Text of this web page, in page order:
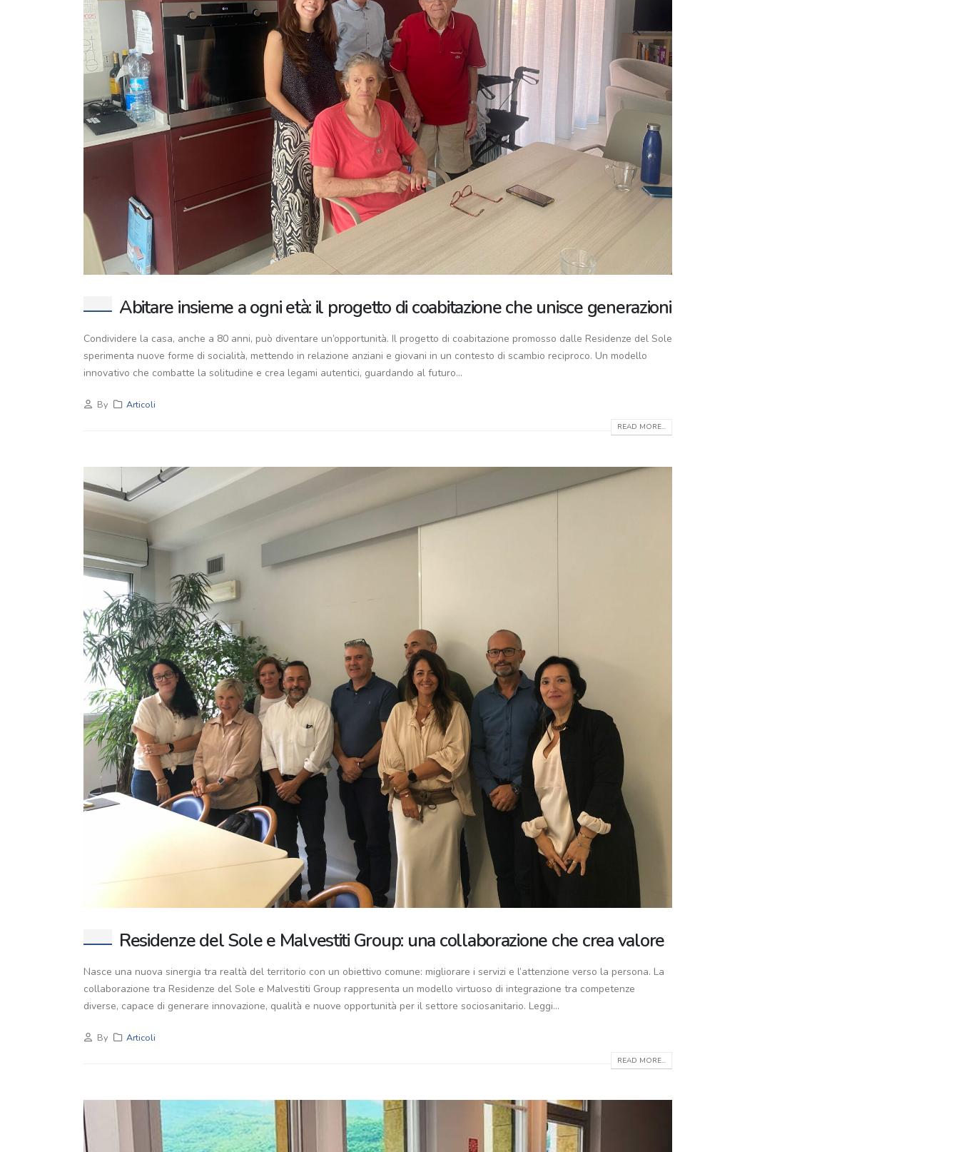
Abitare insieme a ogni età: il progetto di coabitazione che unisce generazioni
Condividere la casa, anche a 80 anni, può diventare un’opportunità. Il progetto di coabitazione promosso dalle Residenze del Sole
sperimenta nuove forme di socialità, mettendo in relazione anziani e giovani in un contesto di scambio reciproco. Un modello
innovativo che combatte la solitudine e crea legami autentici, guardando al futuro...
By Articoli
READ MORE...
Residenze del Sole e Malvestiti Group: una collaborazione che crea valore
Nasce una nuova sinergia tra realtà del territorio con un obiettivo comune: migliorare i servizi e l’attenzione verso la persona. La
collaborazione tra Residenze del Sole e Malvestiti Group rappresenta un modello virtuoso di integrazione tra competenze
diverse, capace di generare innovazione, qualità e nuove opportunità per il settore sociosanitario. Leggi...
By Articoli
READ MORE...